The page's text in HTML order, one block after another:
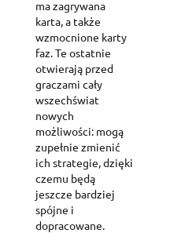
ma zagrywana
karta, a także
wzmocnione karty
faz. Te ostatnie
otwierają przed
graczami cały
wszechświat
nowych
możliwości: mogą
zupełnie zmienić
ich strategie, dzięki
czemu będą
jeszcze bardziej
spójne i
dopracowane.